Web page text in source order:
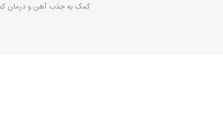
کمک به جذب آهن و درمان